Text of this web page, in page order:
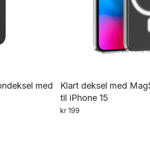
med
Klart deksel med
til iPhone 15
kr199